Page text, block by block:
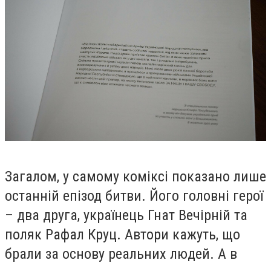
Загалом, у самому коміксі показано лише
останній епізод битви. Його головні герої
– два друга, українець Гнат Вечірній та
поляк Рафал Круц. Автори кажуть, що
брали за основу реальних людей. А в